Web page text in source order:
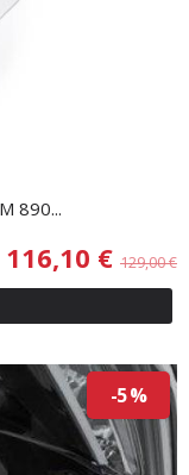
890...
116,10 € 129,00 €
-5 %